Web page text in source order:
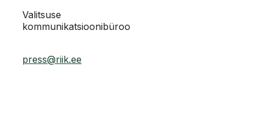
Valitsuse
kommunikatsioonibüroo
press@riik.ee